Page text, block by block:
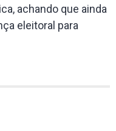
achando que ainda
eleitoral para